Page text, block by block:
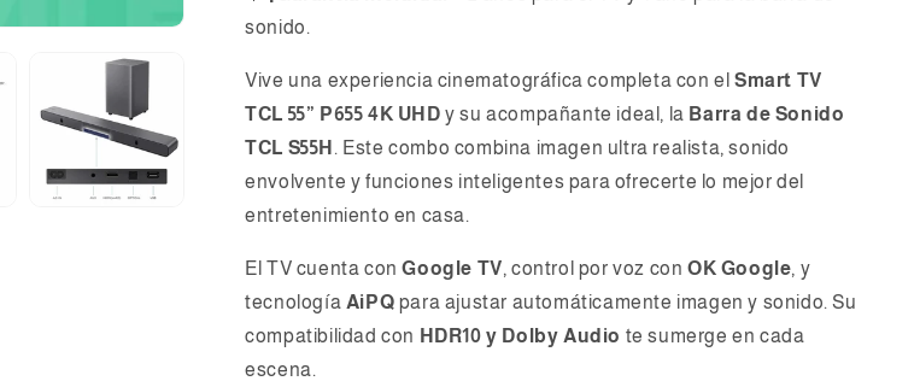
sonido.
Vive una experiencia cinematográfica completa con el Smart TV
TCL 55” P655 4K UHD y su acompañante ideal, la Barra de Sonido
TCL S55H . Este combo combina imagen ultra realista, sonido
envolvente y funciones inteligentes para ofrecerte lo mejor del
entretenimiento en casa.
El TV cuenta conGoogle TV, control por voz con OK Google, y
tecnología AiPQ para ajustar automáticamente imagen y sonido. Su
compatibilidad con HDR10 y Dolby Audio te sumerge en cada
escena.